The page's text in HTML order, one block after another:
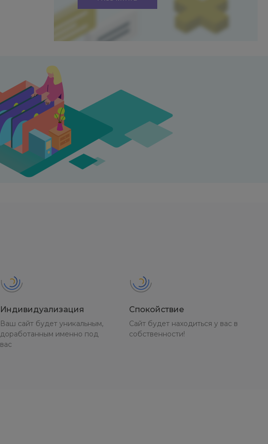
Индивидуализация
Ваш сайт будет уникальным,
доработанным именно под
вас
Спокойствие
Сайт будет находиться у вас в
собственности!